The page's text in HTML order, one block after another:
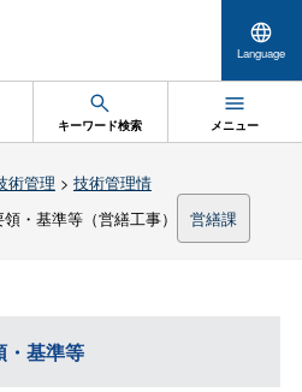
Language
キーワード検索 メニュー
術管理 > 技術管理情
・基準等（営繕工事） 営繕課
・基準等